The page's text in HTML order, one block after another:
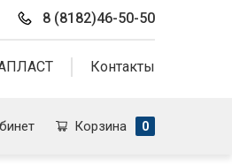
8 (8182)46-50-50
Контакты
Корзина 0